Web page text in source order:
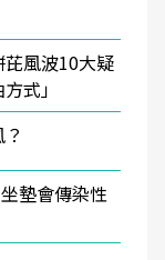
風波10大疑
式」
墊會傳染性